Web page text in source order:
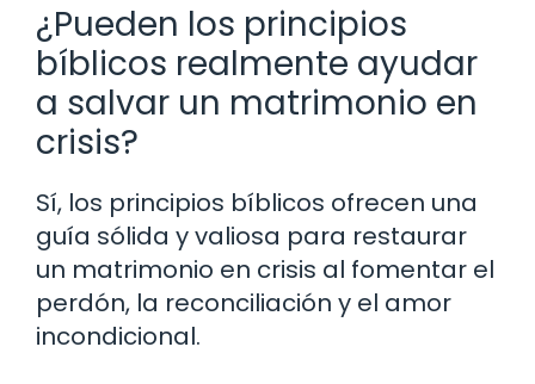
¿Pueden los principios
bíblicos realmente ayudar
a salvar un matrimonio en
crisis?
Sí, los principios bíblicos ofrecen una
guía sólida y valiosa para restaurar
un matrimonio en crisis al fomentar el
perdón, la reconciliación y el amor
incondicional.